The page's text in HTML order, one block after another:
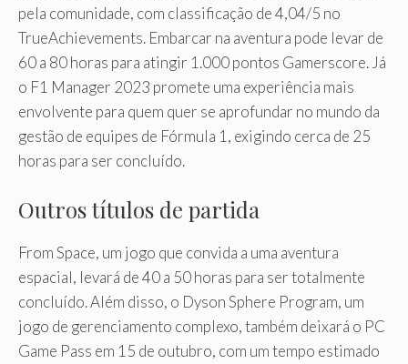
pela comunidade, com classificação de 4,04/5 no
TrueAchievements. Embarcar na aventura pode levar de
60 a 80 horas para atingir 1.000 pontos Gamerscore. Já
o F1 Manager 2023 promete uma experiência mais
envolvente para quem quer se aprofundar no mundo da
gestão de equipes de Fórmula 1, exigindo cerca de 25
horas para ser concluído.
Outros títulos de partida
From Space, um jogo que convida a uma aventura
espacial, levará de 40 a 50 horas para ser totalmente
concluído. Além disso, o Dyson Sphere Program, um
jogo de gerenciamento complexo, também deixará o PC
Game Pass em 15 de outubro, com um tempo estimado